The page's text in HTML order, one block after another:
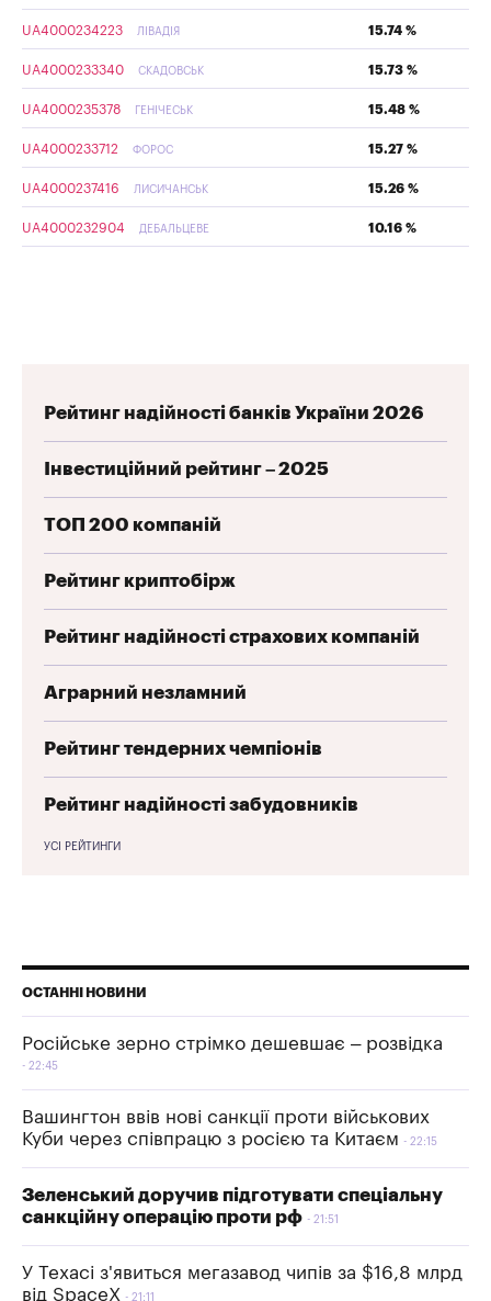
UA4000234223 ЛІВАДІЯ 15.74 %
UA4000233340 СКАДОВСЬК 15.73 %
UA4000235378 ГЕНІЧЕСЬК 15.48 %
UA4000233712 ФОРОС 15.27 %
UA4000237416 ЛИСИЧАНСЬК 15.26 %
UA4000232904 ДЕБАЛЬЦЕВЕ 10.16 %
Рейтинг надійності банків України 2026
Інвестиційний рейтинг – 2025
ТОП 200 компаній
Рейтинг криптобірж
Рейтинг надійності страхових компаній
Аграрний незламний
Рейтинг тендерних чемпіонів
Рейтинг надійності забудовників
УСІ РЕЙТИНГИ
ОСТАННІ НОВИНИ
Російське зерно стрімко дешевшає – розвідка
22:45
Вашингтон ввів нові санкції проти військових
Куби через співпрацю з росією та Китаєм
22:15
Зеленський доручив підготувати спеціальну
санкційну операцію проти рф
21:51
У Техасі з'явиться мегазавод чипів за $16,8 млрд
від SpaceX
21:11